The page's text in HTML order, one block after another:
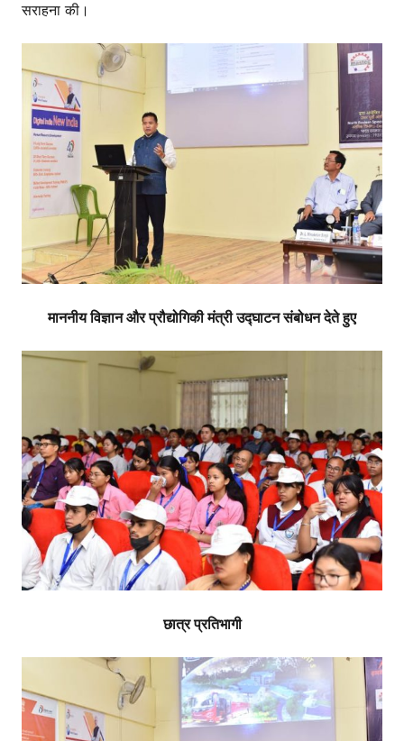
सराहना की।
माननीय विज्ञान और प्रौद्योगिकी मंत्री उद्घाटन संबोधन देते हुए
छात्र प्रतिभागी